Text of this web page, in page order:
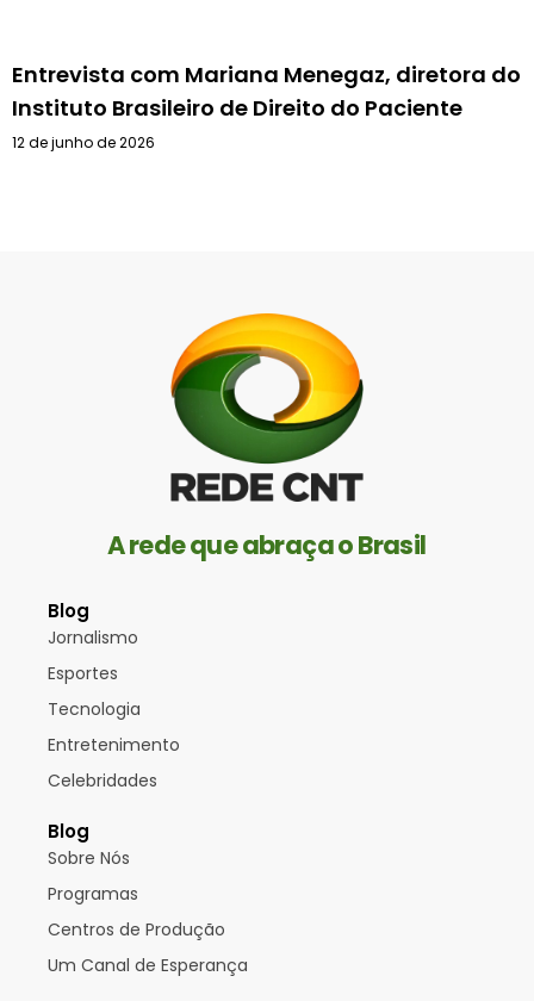
Entrevista com Mariana Menegaz, diretora do
Instituto Brasileiro de Direito do Paciente
12 de junho de 2026
A rede que abraça o Brasil
Blog
Jornalismo
Esportes
Tecnologia
Entretenimento
Celebridades
Blog
Sobre Nós
Programas
Centros de Produção
Um Canal de Esperança